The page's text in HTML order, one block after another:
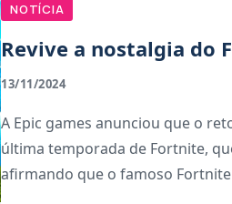
NOTÍCIA
Revive a nostalgia do
13/11/2024
A Epic games anunciou que o
última temporada de Fortnite,
afirmando que o famoso Fortnite